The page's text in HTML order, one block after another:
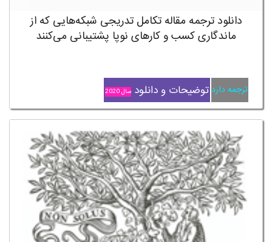
دانلود ترجمه مقاله تکامل تدریجی شبکه‌هایی که از
ماندگاری کسب و کارهای نوپا پشتیبانی می‌کنند
ترجمه دارد توضیحات و دانلود سال 2020